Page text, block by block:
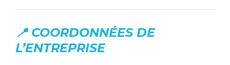
📍 COORDONNÉES DE
L’ENTREPRISE